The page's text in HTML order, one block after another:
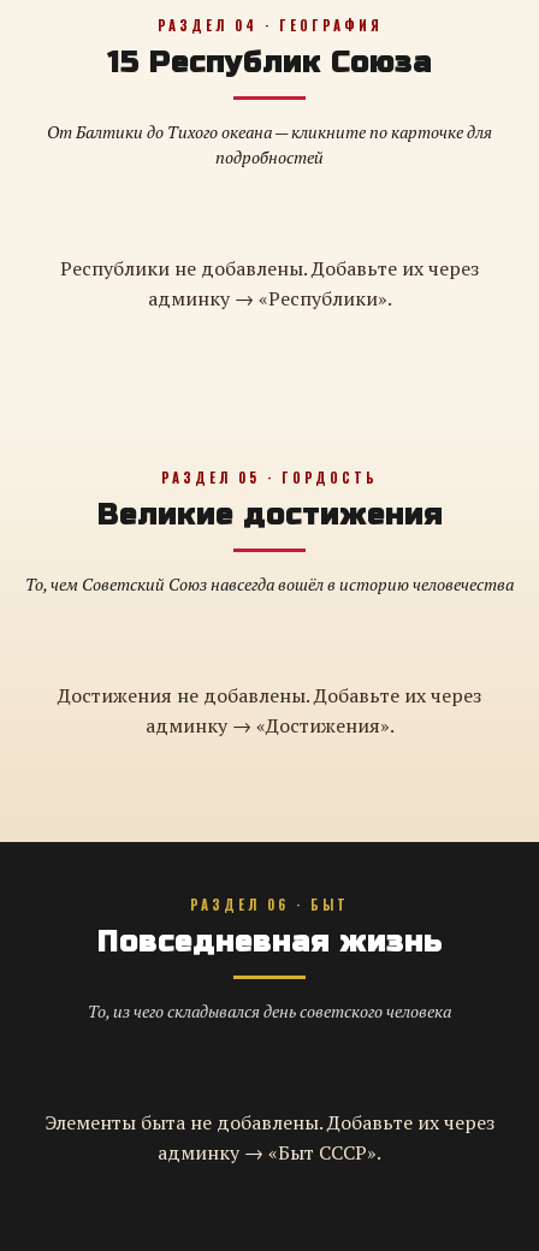
РАЗДЕЛ 04 · ГЕОГРАФИЯ
15 Республик Союза
От Балтики до Тихого океана — кликните по карточке для
подробностей
Республики не добавлены. Добавьте их через
админку → «Республики».
РАЗДЕЛ 05 · ГОРДОСТЬ
Великие достижения
То, чем Советский Союз навсегда вошёл в историю человечества
Достижения не добавлены. Добавьте их через
админку → «Достижения».
РАЗДЕЛ 06 · БЫТ
Повседневная жизнь
То, из чего складывался день советского человека
Элементы быта не добавлены. Добавьте их через
админку → «Быт СССР».